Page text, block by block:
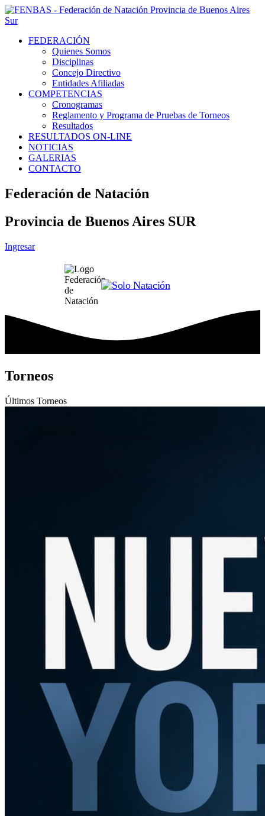
FEDERACIÓN
Quienes Somos
Disciplinas
Concejo Directivo
Entidades Afiliadas
COMPETENCIAS
Cronogramas
Reglamento y Programa de Pruebas de Torneos
Resultados
RESULTADOS ON-LINE
NOTICIAS
GALERIAS
CONTACTO
Federación de Natación
Provincia de Buenos Aires SUR
Ingresar
Torneos
Últimos Torneos